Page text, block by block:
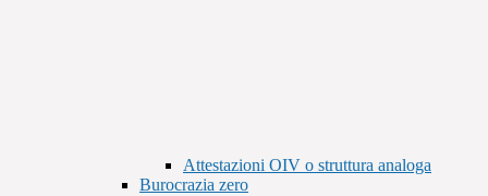
Attestazioni OIV o struttura analoga
Burocrazia zero